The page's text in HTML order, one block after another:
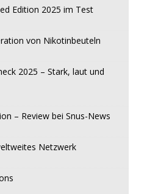
Edition 2025 im Test
von Nikotinbeuteln
2025 – Stark, laut und
– Review bei Snus-News
Netzwerk